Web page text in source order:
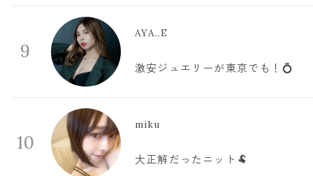
9
AYA..E
激安ジュエリーが東京でも！💍
10
miku
大正解だったニット🐏